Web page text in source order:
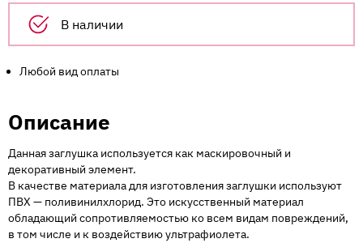
шимо
светлый
В наличии
Любой вид оплаты
Описание
Данная заглушка используется как маскировочный и
декоративный элемент.
В качестве материала для изготовления заглушки используют
ПВХ — поливинилхлорид. Это искусственный материал
обладающий сопротивляемостью ко всем видам повреждений,
в том числе и к воздействию ультрафиолета.